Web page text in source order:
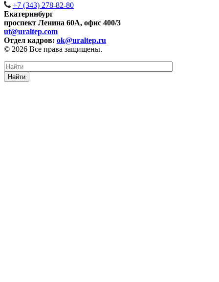
+7 (343) 278-82-80
Екатеринбург
проспект Ленина 60А, офис 400/3
ut@uraltep.com
Отдел кадров: ok@uraltep.ru
© 2026 Все права защищены.
Найти